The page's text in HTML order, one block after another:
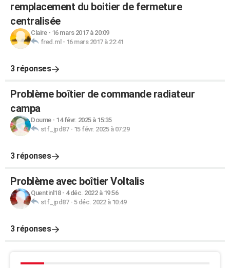
remplacement du boitier de fermeture
centralisée
Claire- 16 mars 2017 à 20:09
fred.ml - 16 mars 2017 à 22:41
3 réponses
Problème boîtier de commande radiateur
campa
Doume- 14 févr. 2025 à 15:35
stf_jpd87- 15 févr. 2025 à 07:29
3 réponses
Problème avec boîtier Voltalis
Quentinl18- 4 déc. 2022 à 19:56
stf_jpd87- 5 déc. 2022 à 10:49
3 réponses